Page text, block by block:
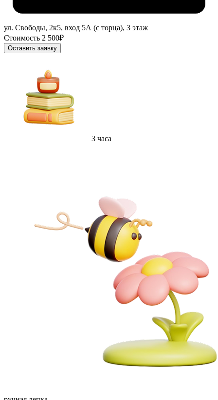
ул. Свободы, 2к5, вход 5А (с торца), 3 этаж
Стоимость 2 500₽
Оставить заявку
3 часа